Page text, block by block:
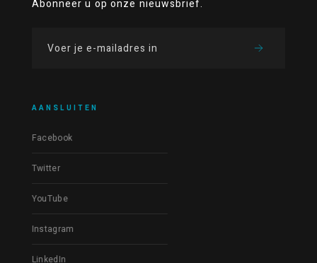
Abonneer u op onze nieuwsbrief.
AANSLUITEN
Facebook
Twitter
YouTube
Instagram
LinkedIn